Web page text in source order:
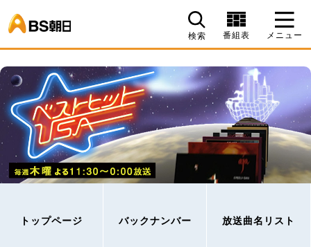
検索 番組表 メニュー
トップページ バックナンバー 放送曲名リスト